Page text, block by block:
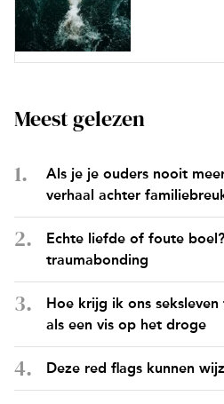
Meest gelezen
Als je je ouders nooit
verhaal achter
Echte liefde of foute
traumabonding
Hoe krijg ik ons
als een vis op het droge
Deze red flags kunnen